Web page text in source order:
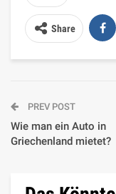
Share
PREV POST
Wie man ein Auto in
Griechenland mietet?